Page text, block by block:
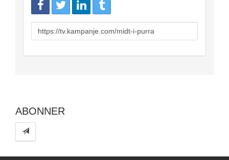
URL
to
ABONNER